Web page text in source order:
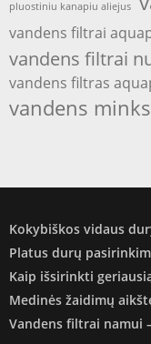
pluostiniu kanapiu aliejus
vandens filtrai
vandens filtrai
vandens filtras
vandens
Kokybiškos vidaus
Platus durų
Kaip išsirinkti
Medinės žaidimų
Vandens filtrai namui